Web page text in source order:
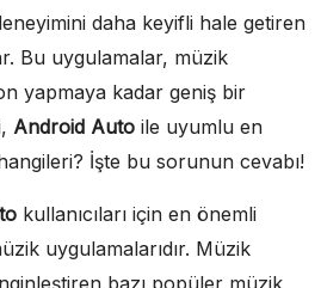
daha keyifli hale getiren
Bu uygulamalar, müzik
yapmaya kadar geniş bir
Android Auto ile uyumlu en
İşte bu sorunun cevabı!
kullanıcıları için en önemli
uygulamalarıdır. Müzik